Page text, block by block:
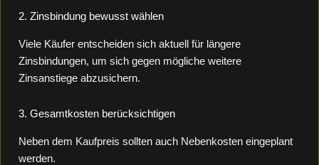
2. Zinsbindung bewusst wählen
Viele Käufer entscheiden sich aktuell für längere
Zinsbindungen, um sich gegen mögliche weitere
Zinsanstiege abzusichern.
3. Gesamtkosten berücksichtigen
Neben dem Kaufpreis sollten auch Nebenkosten eingeplant
werden.